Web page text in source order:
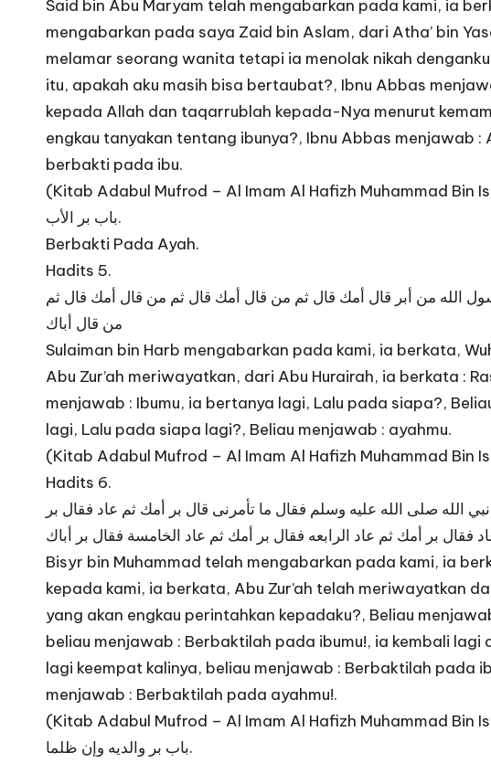
Said bin Abu Maryam telah mengabarkan pada kami, ia
mengabarkan pada saya Zaid bin Aslam, dari Atha’ bin
melamar seorang wanita tetapi ia menolak nikah
itu, apakah aku masih bisa bertaubat?, Ibnu Abbas
kepada Allah dan taqarrublah kepada-Nya menurut
engkau tanyakan tentang ibunya?, Ibnu Abbas menjawab
berbakti pada ibu.
(Kitab Adabul Mufrod – Al Imam Al Hafizh Muhammad Bin
باب بر الأب.
Berbakti Pada Ayah.
Hadits 5.
الله من أبر قال أمك قال ثم من قال أمك قال ثم من قال أمك قال ثم
من قال أباك
Sulaiman bin Harb mengabarkan pada kami, ia berkata,
Abu Zur’ah meriwayatkan, dari Abu Hurairah, ia berkata :
menjawab : Ibumu, ia bertanya lagi, Lalu pada siapa?,
lagi, Lalu pada siapa lagi?, Beliau menjawab : ayahmu.
(Kitab Adabul Mufrod – Al Imam Al Hafizh Muhammad Bin
Hadits 6.
الله صلى الله عليه وسلم فقال ما تأمرنى قال بر أمك ثم عاد فقال بر
فقال بر أمك ثم عاد الرابعه فقال بر أمك ثم عاد الخامسة فقال بر أباك
Bisyr bin Muhammad telah mengabarkan pada kami, ia
kepada kami, ia berkata, Abu Zur’ah telah meriwayatkan
yang akan engkau perintahkan kepadaku?, Beliau
beliau menjawab : Berbaktilah pada ibumu!, ia kembali
lagi keempat kalinya, beliau menjawab : Berbaktilah pada
menjawab : Berbaktilah pada ayahmu!.
(Kitab Adabul Mufrod – Al Imam Al Hafizh Muhammad Bin
باب بر والديه وإن ظلما.